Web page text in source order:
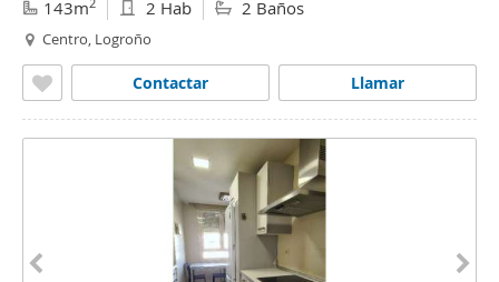
143m 2 Hab 2 Baños
Centro, Logroño
Llamar
Contactar